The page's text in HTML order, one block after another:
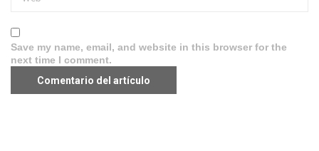
Save my name, email, and website in this browser for the
next time I comment.